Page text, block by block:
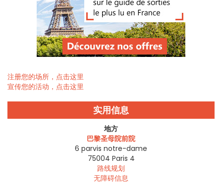
注册您的场所，点击这里
宣传您的活动，点击这里
实用信息
地方
巴黎圣母院前院
6 parvis notre-dame
75004 Paris 4
路线规划
无障碍信息